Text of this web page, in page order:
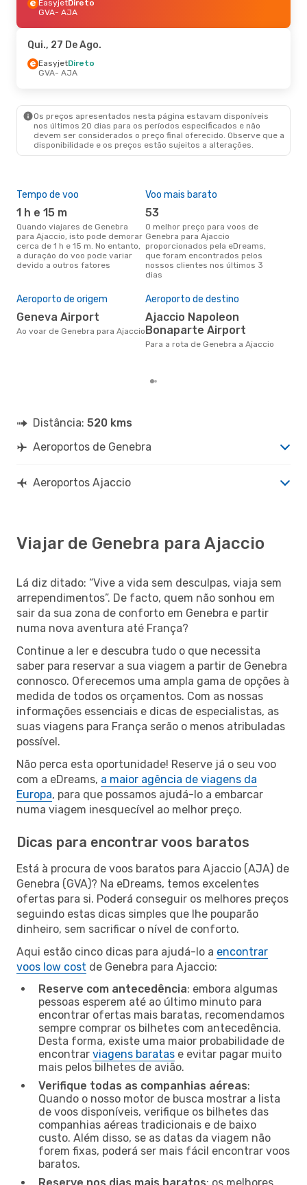
EasyjetDireto
GVA- AJA
AJA- GVA
Sex., 25 De Set.
EasyjetDireto
GVA- AJA
Qui., 27 De Ago.
EasyjetDireto
GVA- AJA
Os preços apresentados nesta página estavam disponíveis
nos últimos 20 dias para os períodos especificados e não
devem ser considerados o preço final oferecido. Observe que a
disponibilidade e os preços estão sujeitos a alterações.
Tempo de voo
1 h e 15 m
Quando viajares de Genebra
para Ajaccio, isto pode demorar
cerca de 1 h e 15 m. No entanto,
a duração do voo pode variar
devido a outros fatores
Voo mais barato
53
O melhor preço para voos de
Genebra para Ajaccio
proporcionados pela eDreams,
que foram encontrados pelos
nossos clientes nos últimos 3
dias
Aeroporto de origem
Geneva Airport
Ao voar de Genebra para Ajaccio
Aeroporto de destino
Ajaccio Napoleon
Bonaparte Airport
Para a rota de Genebra a Ajaccio
Distância: 520 kms
Aeroportos de Genebra
Aeroportos Ajaccio
Viajar de Genebra para Ajaccio
Lá diz ditado: “Vive a vida sem desculpas, viaja sem
arrependimentos”. De facto, quem não sonhou em
sair da sua zona de conforto em Genebra e partir
numa nova aventura até França?
Continue a ler e descubra tudo o que necessita
saber para reservar a sua viagem a partir de Genebra
connosco. Oferecemos uma ampla gama de opções à
medida de todos os orçamentos. Com as nossas
informações essenciais e dicas de especialistas, as
suas viagens para França serão o menos atribuladas
possível.
Não perca esta oportunidade! Reserve já o seu voo
com a eDreams, a maior agência de viagens da
Europa, para que possamos ajudá-lo a embarcar
numa viagem inesquecível ao melhor preço.
Dicas para encontrar voos baratos
Está à procura de voos baratos para Ajaccio (AJA) de
Genebra (GVA)? Na eDreams, temos excelentes
ofertas para si. Poderá conseguir os melhores preços
seguindo estas dicas simples que lhe pouparão
dinheiro, sem sacrificar o nível de conforto.
Aqui estão cinco dicas para ajudá-lo a encontrar
voos low cost de Genebra para Ajaccio:
Reserve com antecedência: embora algumas
pessoas esperem até ao último minuto para
encontrar ofertas mais baratas, recomendamos
sempre comprar os bilhetes com antecedência.
Desta forma, existe uma maior probabilidade de
encontrar viagens baratas e evitar pagar muito
mais pelos bilhetes de avião.
Verifique todas as companhias aéreas:
Quando o nosso motor de busca mostrar a lista
de voos disponíveis, verifique os bilhetes das
companhias aéreas tradicionais e de baixo
custo. Além disso, se as datas da viagem não
forem fixas, poderá ser mais fácil encontrar voos
baratos.